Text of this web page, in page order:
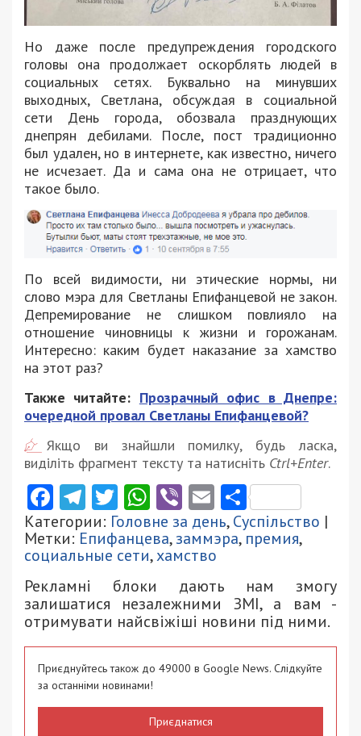
Но даже после предупреждения городского
головы она продолжает оскорблять людей в
социальных сетях. Буквально на минувших
выходных, Светлана, обсуждая в социальной
сети День города, обозвала празднующих
днепрян дебилами. После, пост традиционно
был удален, но в интернете, как известно, ничего
не исчезает. Да и сама она не отрицает, что
такое было.
По всей видимости, ни этические нормы, ни
слово мэра для Светланы Епифанцевой не закон.
Депремирование не слишком повлияло на
отношение чиновницы к жизни и горожанам.
Интересно: каким будет наказание за хамство
на этот раз?
Также читайте: Прозрачный офис в Днепре:
очередной провал Светланы Епифанцевой?
Якщо ви знайшли помилку, будь ласка,
виділіть фрагмент тексту та натисніть Ctrl+Enter.
Facebook
Telegram
Twitter
WhatsApp
ViberEmail
Категории: Головне за день,Суспільство |
Метки: Епифанцева,заммэра, премия,
социальные сети,хамство
Рекламні блоки дають нам змогу
залишатися незалежними ЗМІ, а вам -
отримувати найсвіжіші новини під ними.
Приєднуйтесь також до 49000 в Google News. Слідкуйте
за останніми новинами!
Приєднатися